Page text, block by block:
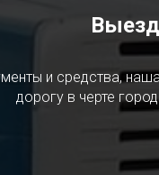
Выезд
и средства,
дорогу в черте